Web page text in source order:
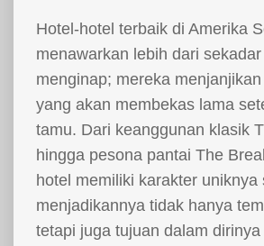
Hotel-hotel terbaik di Amerika
menawarkan lebih dari
menginap; mereka
yang akan membekas lama
tamu. Dari keanggunan klasik
hingga pesona pantai The
hotel memiliki karakter uniknya
menjadikannya tidak hanya
tetapi juga tujuan dalam